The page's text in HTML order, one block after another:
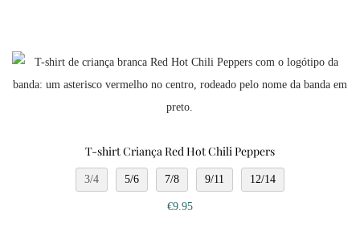
T-shirt Criança Red Hot Chili Peppers
3/4 5/6 7/8 9/11 12/14
€9.95